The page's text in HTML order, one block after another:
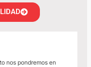
nos pondremos en